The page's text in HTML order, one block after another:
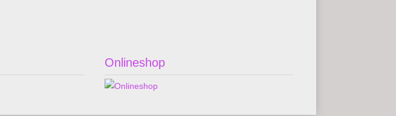
Onlineshop